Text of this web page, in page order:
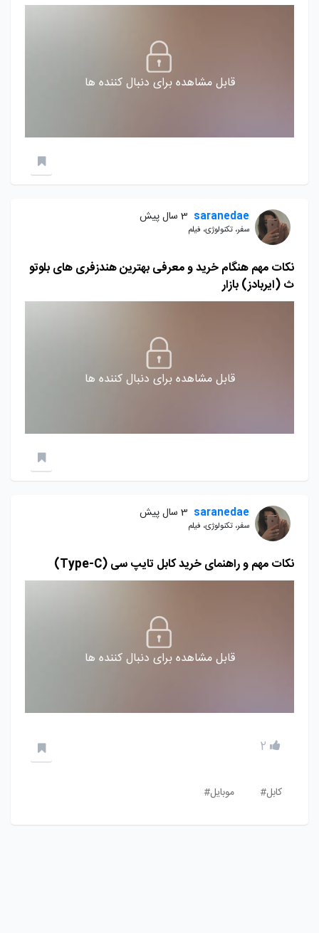
قابل مشاهده برای دنبال کننده ها
saranedae 3 سال پیش
سفر، تکنولوژی، فیلم
نکات مهم هنگام خرید و معرفی بهترین هندزفری های بلوتو
ث (ایربادز) بازار
قابل مشاهده برای دنبال کننده ها
saranedae 3 سال پیش
سفر، تکنولوژی، فیلم
نکات مهم و راهنمای خرید کابل تایپ سی (Type-C)
قابل مشاهده برای دنبال کننده ها
2
کابل# موبایل#